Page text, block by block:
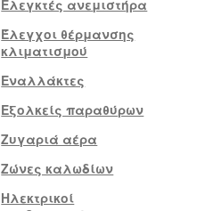
Ελεγκτές ανεμιστήρα
Έλεγχοι θέρμανσης
κλιματισμού
Εναλλάκτες
Εξολκείς παραθύρων
Ζυγαριά αέρα
Ζώνες καλωδίων
Ηλεκτρικοί